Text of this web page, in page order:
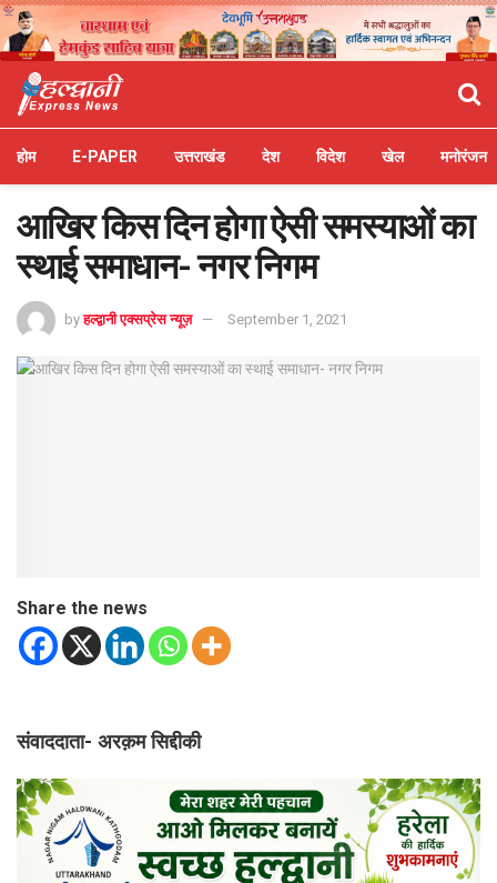
होम E-PAPER उत्तराखंड देश विदेश खेल मनोरंजन
आखिर किस दिन होगा ऐसी समस्याओं का
स्थाई समाधान- नगर निगम
by हल्द्वानी एक्सप्रेस न्यूज़ September 1, 2021
Share the news
संवाददाता- अरक़म सिद्दीकी